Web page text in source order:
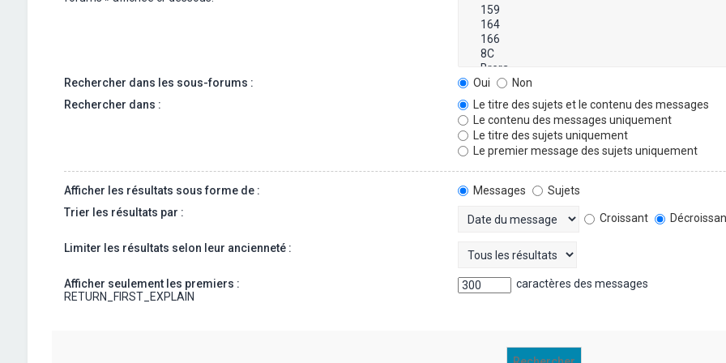
Rechercher dans les sous-forums : Oui
Non
Rechercher dans :
Le titre des sujets et le contenu des messages
Le contenu des messages uniquement
Le titre des sujets uniquement
Le premier message des sujets uniquement
Afficher les résultats sous forme de : Messages
Sujets
Trier les résultats par :
Croissant
Limiter les résultats selon leur ancienneté :
Afficher seulement les premiers :
RETURN_FIRST_EXPLAIN
caractères des messages